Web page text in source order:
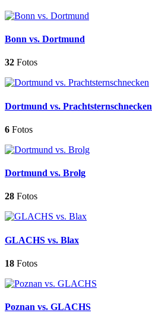
Bonn vs. Dortmund
32 Fotos
Dortmund vs. Prachtsternschnecken
6 Fotos
Dortmund vs. Brolg
28 Fotos
GLACHS vs. Blax
18 Fotos
Poznan vs. GLACHS